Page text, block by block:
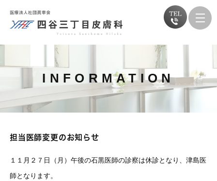
INFORMATION
担当医師変更のお知らせ
１１月２７日（月）午後の石黒医師の診察は休診となり、津島医
師となります。